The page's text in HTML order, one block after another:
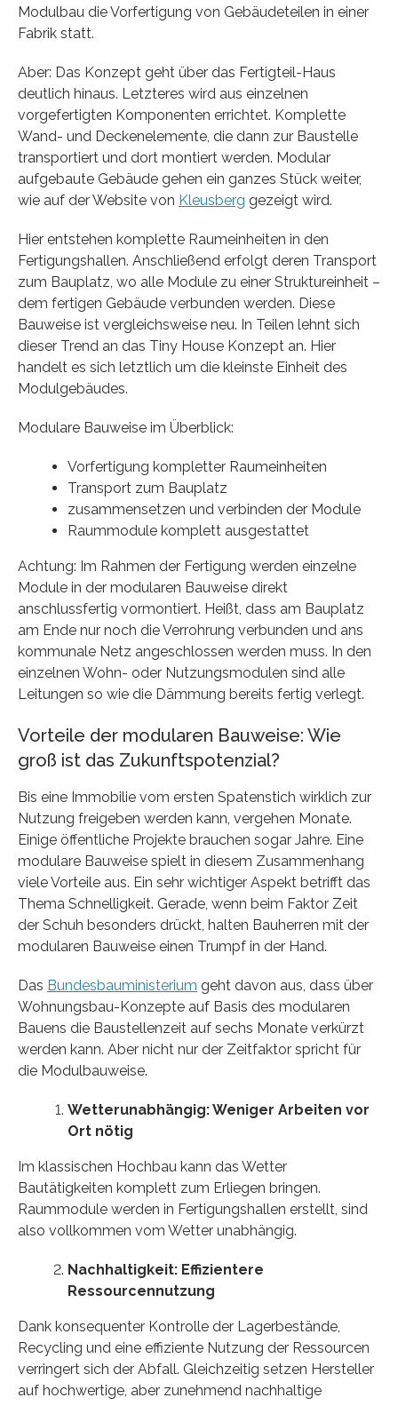
Modulbau die Vorfertigung von Gebäudeteilen in einer
Fabrik statt.
Aber: Das Konzept geht über das Fertigteil-Haus
deutlich hinaus. Letzteres wird aus einzelnen
vorgefertigten Komponenten errichtet. Komplette
Wand- und Deckenelemente, die dann zur Baustelle
transportiert und dort montiert werden. Modular
aufgebaute Gebäude gehen ein ganzes Stück weiter,
wie auf der Website von Kleusberg gezeigt wird.
Hier entstehen komplette Raumeinheiten in den
Fertigungshallen. Anschließend erfolgt deren Transport
zum Bauplatz, wo alle Module zu einer Struktureinheit –
dem fertigen Gebäude verbunden werden. Diese
Bauweise ist vergleichsweise neu. In Teilen lehnt sich
dieser Trend an das Tiny House Konzept an. Hier
handelt es sich letztlich um die kleinste Einheit des
Modulgebäudes.
Modulare Bauweise im Überblick:
Vorfertigung kompletter Raumeinheiten
Transport zum Bauplatz
zusammensetzen und verbinden der Module
Raummodule komplett ausgestattet
Achtung: Im Rahmen der Fertigung werden einzelne
Module in der modularen Bauweise direkt
anschlussfertig vormontiert. Heißt, dass am Bauplatz
am Ende nur noch die Verrohrung verbunden und ans
kommunale Netz angeschlossen werden muss. In den
einzelnen Wohn- oder Nutzungsmodulen sind alle
Leitungen so wie die Dämmung bereits fertig verlegt.
Vorteile der modularen Bauweise: Wie
groß ist das Zukunftspotenzial?
Bis eine Immobilie vom ersten Spatenstich wirklich zur
Nutzung freigeben werden kann, vergehen Monate.
Einige öffentliche Projekte brauchen sogar Jahre. Eine
modulare Bauweise spielt in diesem Zusammenhang
viele Vorteile aus. Ein sehr wichtiger Aspekt betrifft das
Thema Schnelligkeit. Gerade, wenn beim Faktor Zeit
der Schuh besonders drückt, halten Bauherren mit der
modularen Bauweise einen Trumpf in der Hand.
Das Bundesbauministerium geht davon aus, dass über
Wohnungsbau-Konzepte auf Basis des modularen
Bauens die Baustellenzeit auf sechs Monate verkürzt
werden kann. Aber nicht nur der Zeitfaktor spricht für
die Modulbauweise.
Wetterunabhängig: Weniger Arbeiten vor
Ort nötig
Im klassischen Hochbau kann das Wetter
Bautätigkeiten komplett zum Erliegen bringen.
Raummodule werden in Fertigungshallen erstellt, sind
also vollkommen vom Wetter unabhängig.
Nachhaltigkeit: Effizientere
Ressourcennutzung
Dank konsequenter Kontrolle der Lagerbestände,
Recycling und eine effiziente Nutzung der Ressourcen
verringert sich der Abfall. Gleichzeitig setzen Hersteller
auf hochwertige, aber zunehmend nachhaltige